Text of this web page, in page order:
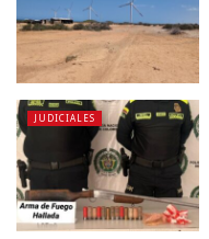
JUDICIALES